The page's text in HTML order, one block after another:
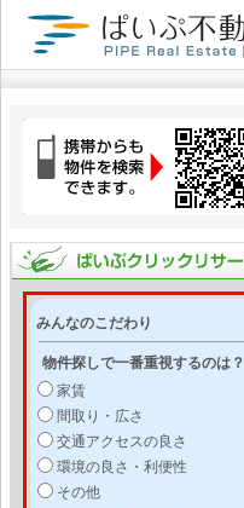
みんなのこだわり
物件探しで一番重視するのは？
家賃
間取り・広さ
交通アクセスの良さ
環境の良さ・利便性
その他